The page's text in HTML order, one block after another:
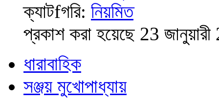
ক্যাটfগরি: নিয়মিত
প্রকাশ করা হয়েছে 23
ধারাবাহিক
সঞ্জয় মুখোপাধ্যায়